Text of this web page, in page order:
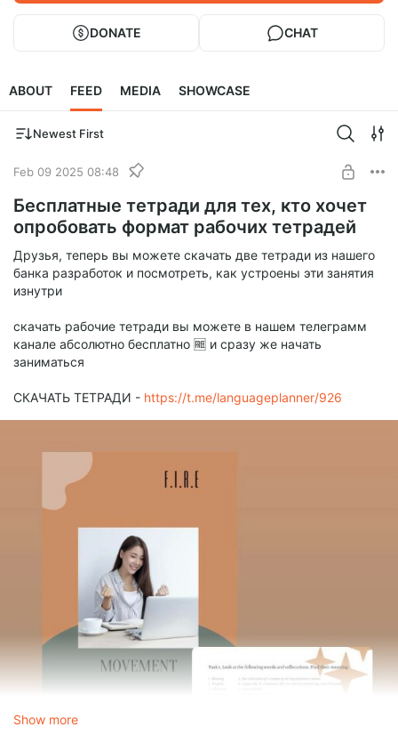
DONATE CHAT
ABOUT FEED MEDIA SHOWCASE
Newest First
Feb 09 2025 08:48
Бесплатные тетради для тех, кто хочет
опробовать формат рабочих тетрадей
Друзья, теперь вы можете скачать две тетради из нашего
банка разработок и посмотреть, как устроены эти занятия
изнутри
скачать рабочие тетради вы можете в нашем телеграмм
канале абсолютно бесплатно 🆓 и сразу же начать
заниматься
СКАЧАТЬ ТЕТРАДИ - https://t.me/languageplanner/926
Show more